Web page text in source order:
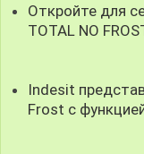
Откройте для
TOTAL NO
Indesit
Frost c